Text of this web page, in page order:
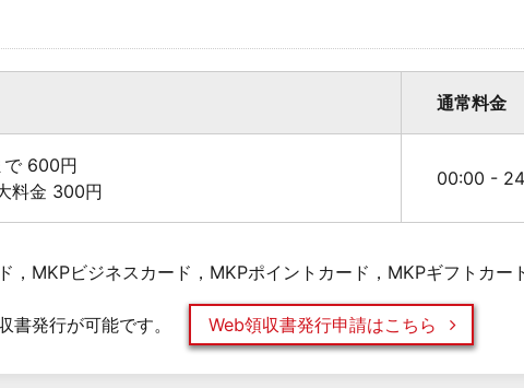
通常料金
で 600円
料金 300円
00:00 -
，MKPビジネスカード，MKPポイントカード，MKPギフトカー
書発行が可能です。 Web領収書発行申請はこちら